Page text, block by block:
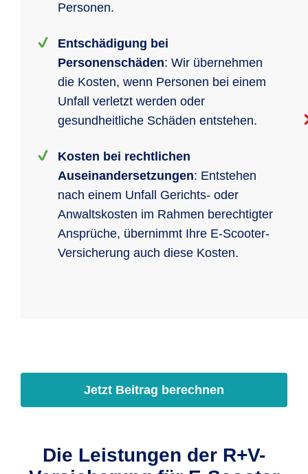
Personen.
Entschädigung bei
Personenschäden: Wir übernehmen
die Kosten, wenn Personen bei einem
Unfall verletzt werden oder
gesundheitliche Schäden entstehen.
Kosten bei rechtlichen
Auseinandersetzungen: Entstehen
nach einem Unfall Gerichts- oder
Anwaltskosten im Rahmen berechtigter
Ansprüche, übernimmt Ihre E-Scooter-
Versicherung auch diese Kosten.
Jetzt Beitrag berechnen
Die Leistungen der R+V-